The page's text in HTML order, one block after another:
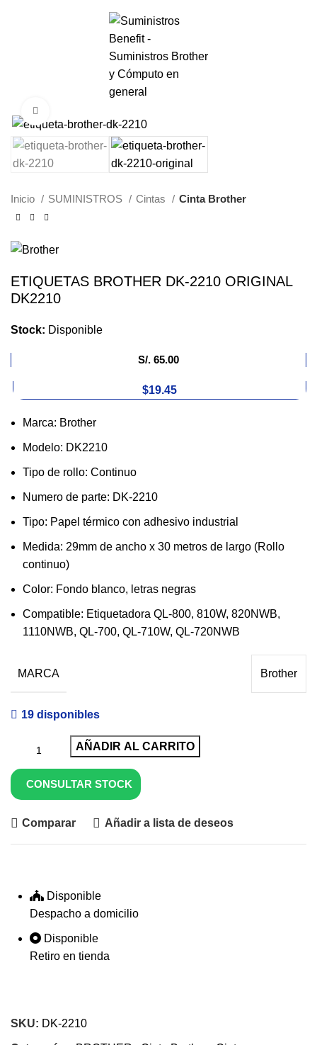
Inicio SUMINISTROS Cintas Cinta Brother
ETIQUETAS BROTHER DK-2210 ORIGINAL
DK2210
Stock: Disponible
S/. 65.00
$19.45
Marca: Brother
Modelo: DK2210
Tipo de rollo: Continuo
Numero de parte: DK-2210
Tipo: Papel térmico con adhesivo industrial
Medida: 29mm de ancho x 30 metros de largo (Rollo
continuo)
Color: Fondo blanco, letras negras
Compatible: Etiquetadora QL-800, 810W, 820NWB,
1110NWB, QL-700, QL-710W, QL-720NWB
MARCA Brother
19 disponibles
AÑADIR AL CARRITO
CONSULTAR STOCK
Comparar Añadir a lista de deseos
Disponible
Despacho a domicilio
Disponible
Retiro en tienda
SKU: DK-2210